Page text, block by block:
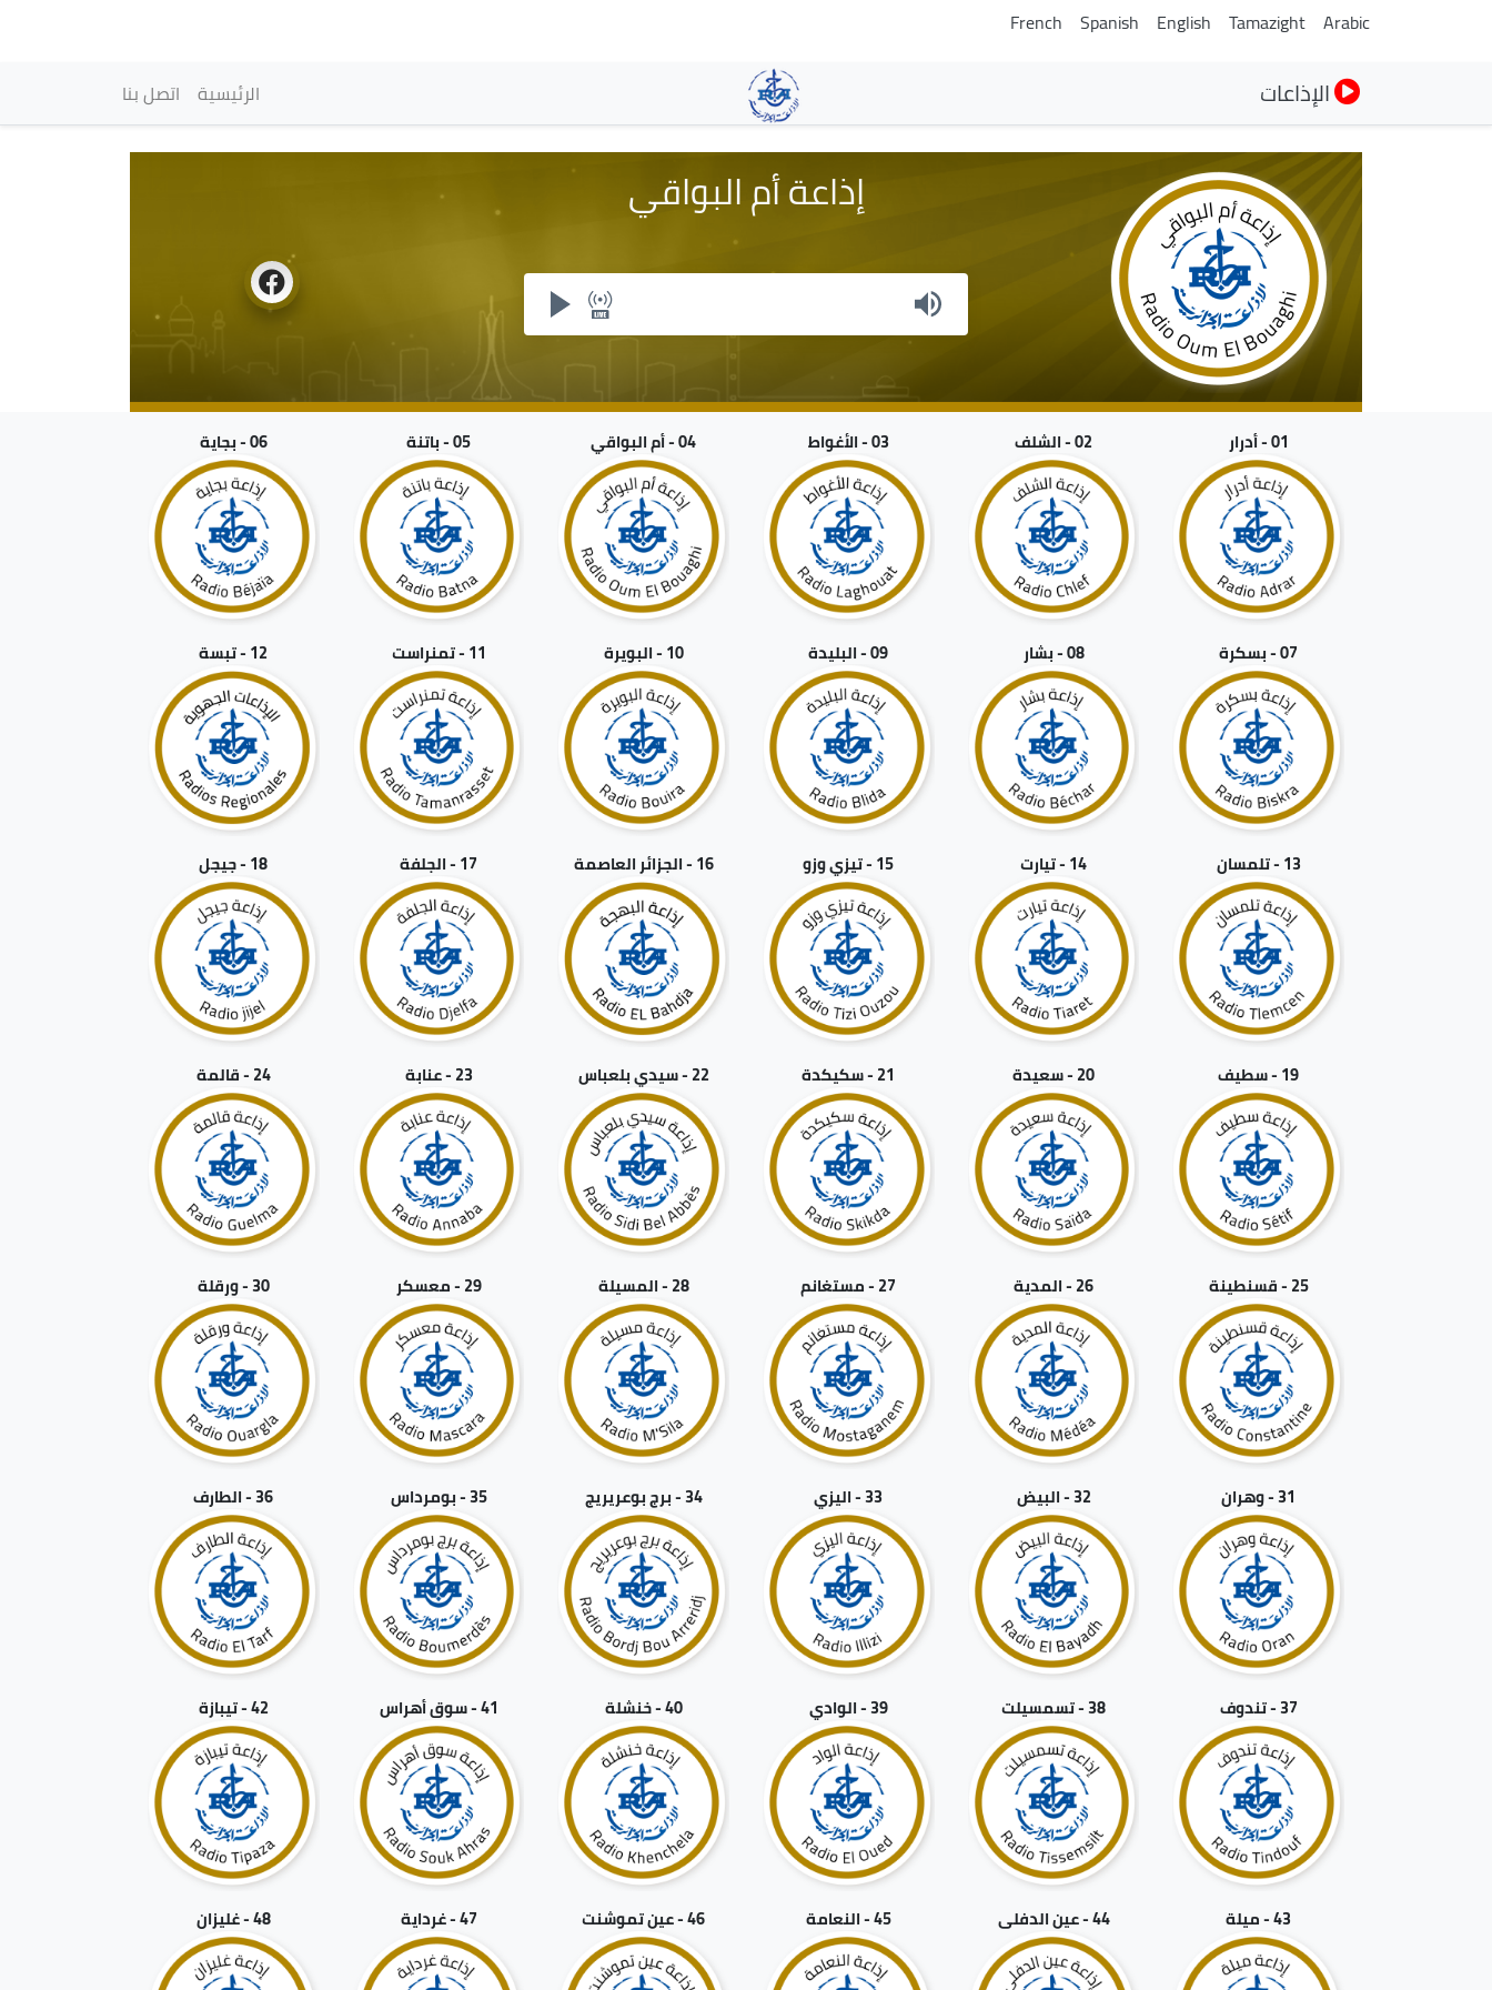
Arabic
Tamazight
English
Spanish
French
الإذاعات principale
الرئيسية اتصل بنا
إذاعة أم البواقي
01 - أدرار 02 - الشلف 03 - الأغواط 04 - أم البواقي 05 - باتنة 06 - بجاية
07 - بسكرة 08 - بشار 09 - البليدة 10 - البويرة 11 - تمنراست 12 - تبسة
13 - تلمسان 14 - تيارت 15 - تيزي وزو 16 - الجزائر العاصمة 17 - الجلفة 18 - جيجل
19 - سطيف 20 - سعيدة 21 - سكيكدة 22 - سيدي بلعباس 23 - عنابة 24 - قالمة
25 - قسنطينة 26 - المدية 27 - مستغانم 28 - المسيلة 29 - معسكر 30 - ورقلة
31 - وهران 32 - البيض 33 - اليزي 34 - برج بوعريريج 35 - بومرداس 36 - الطارف
37 - تندوف 38 - تسمسيلت 39 - الوادي 40 - خنشلة 41 - سوق أهراس 42 - تيبازة
43 - ميلة 44 - عين الدفلى 45 - النعامة 46 - عين تموشنت 47 - غرداية 48 - غليزان